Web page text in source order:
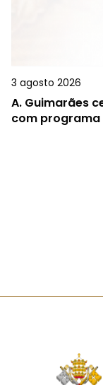
3 agosto 2026
A. Guimarães
com